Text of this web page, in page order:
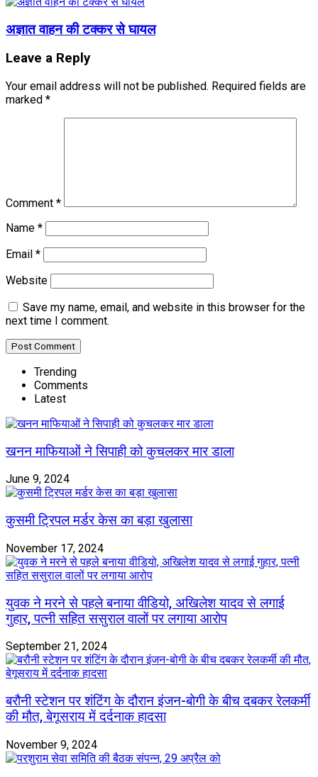
अज्ञात वाहन की टक्कर से घायल
Leave a Reply
Your email address will not be published. Required fields are
marked *
Comment *
Name *
Email *
Website
Save my name, email, and website in this browser for the
next time I comment.
Trending
Comments
Latest
खनन माफियाओं ने सिपाही को कुचलकर मार डाला
June 9, 2024
कुसमी ट्रिपल मर्डर केस का बड़ा खुलासा
November 17, 2024
युवक ने मरने से पहले बनाया वीडियो, अखिलेश यादव से लगाई
गुहार, पत्नी सहित ससुराल वालों पर लगाया आरोप
September 21, 2024
बरौनी स्टेशन पर शंटिंग के दौरान इंजन-बोगी के बीच दबकर रेलकर्मी
की मौत, बेगूसराय में दर्दनाक हादसा
November 9, 2024